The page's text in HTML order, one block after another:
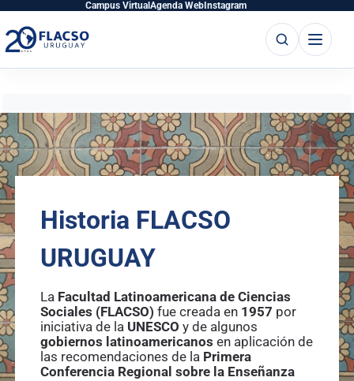
contenido
principal
contenido
Campus VirtualAgenda WebInstagram
BuscarAbrir
menú
Historia FLACSO
URUGUAY
La Facultad Latinoamericana de Ciencias
Sociales (FLACSO) fue creada en 1957 por
iniciativa de la UNESCO y de algunos
gobiernos latinoamericanos en aplicación de
las recomendaciones de la Primera
Conferencia Regional sobre la Enseñanza